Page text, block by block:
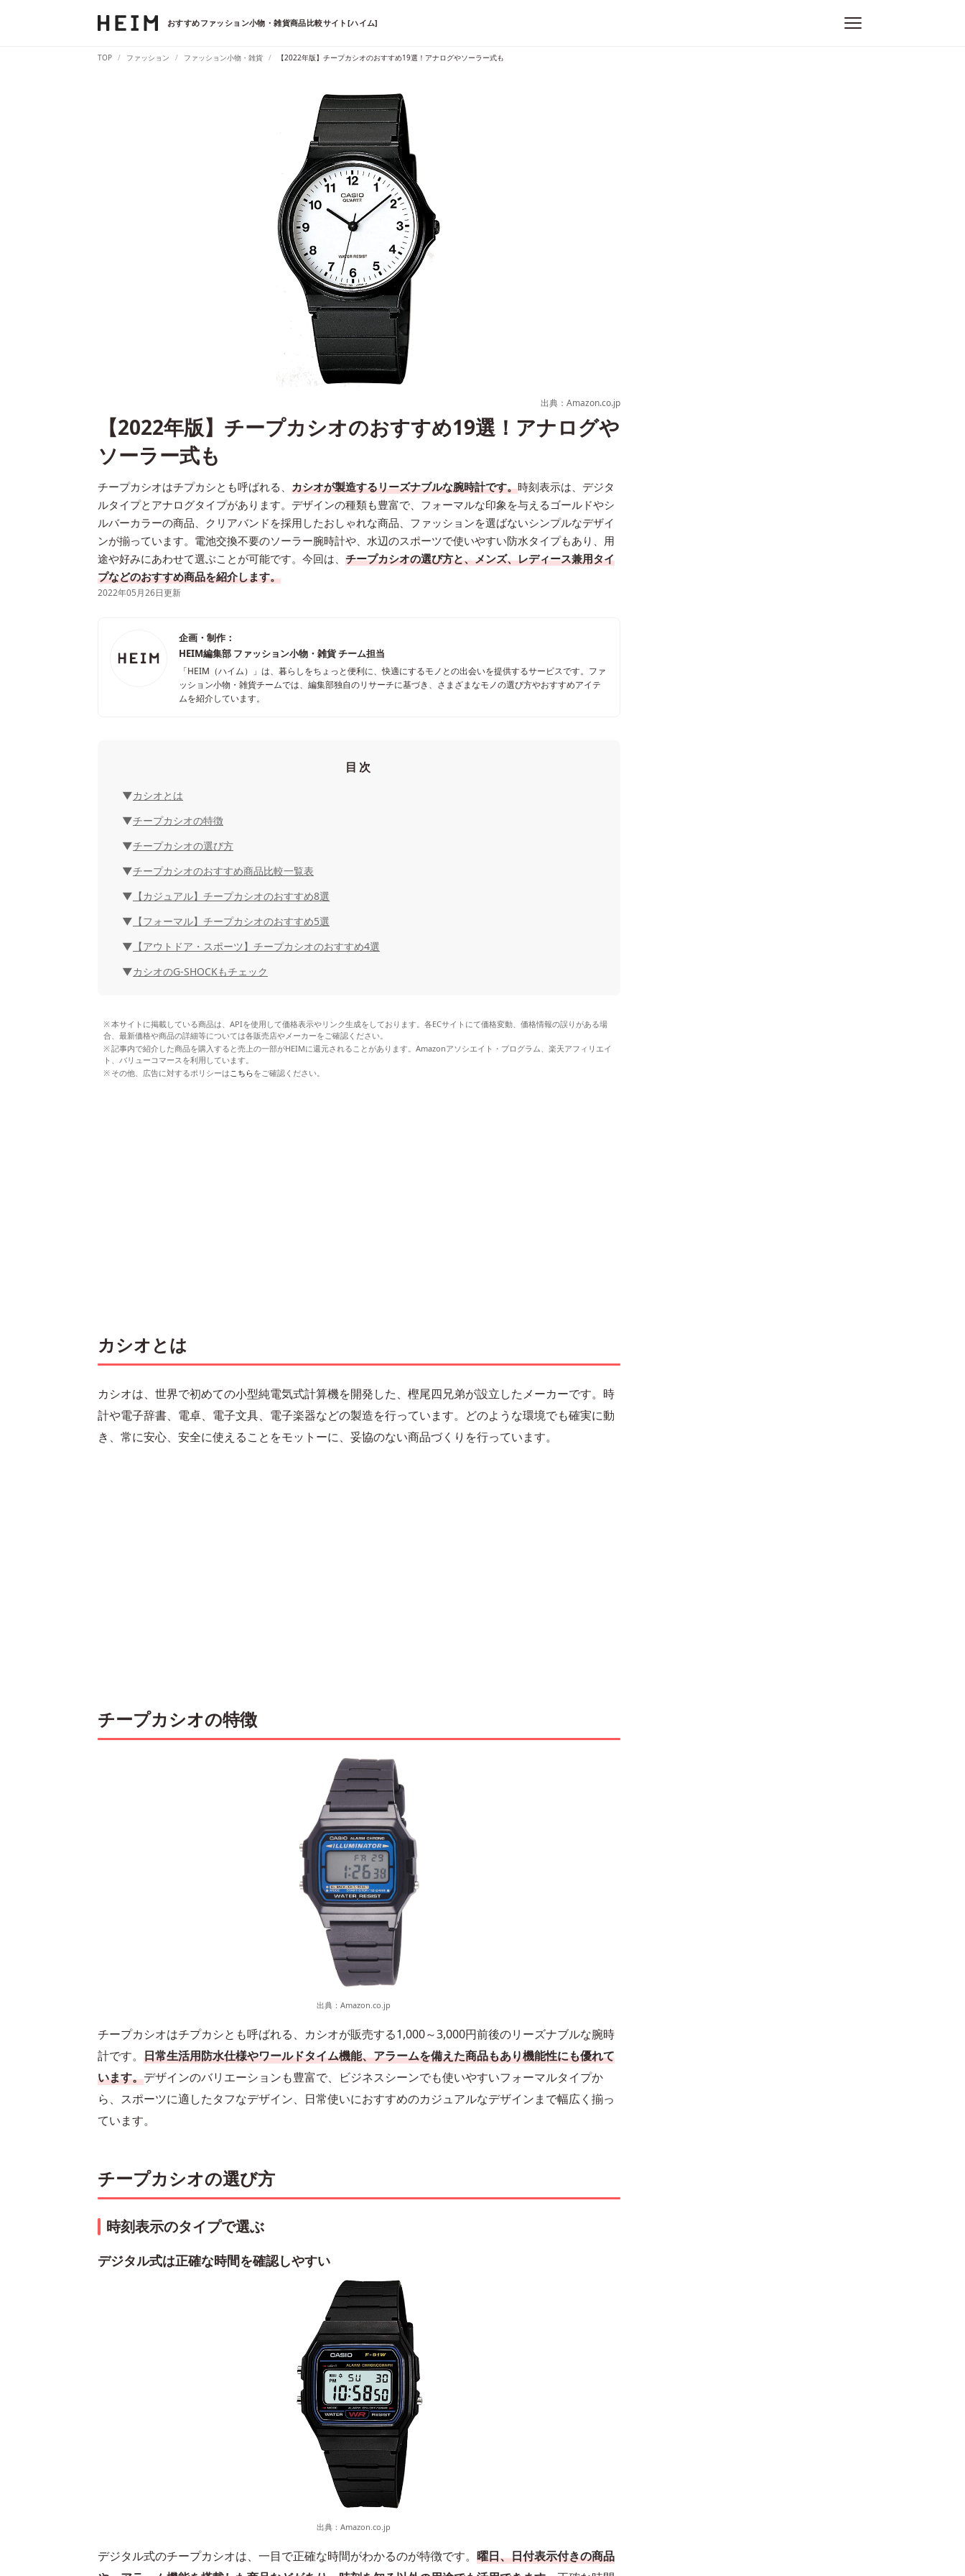
おすすめファッション小物・雑貨商品比較サイト[ハイム]
TOP ファッション ファッション小物・雑貨 【2022年版】チープカシオのおすすめ19選！アナログやソーラー式も
出典：Amazon.co.jp
【2022年版】チープカシオのおすすめ19選！アナログや
ソーラー式も
チープカシオはチプカシとも呼ばれる、 カシオが製造するリーズナブルな腕時計です。時刻表示は、デジタ
ルタイプとアナログタイプがあります。デザインの種類も豊富で、フォーマルな印象を与えるゴールドやシ
ルバーカラーの商品、クリアバンドを採用したおしゃれな商品、ファッションを選ばないシンプルなデザイ
ンが揃っています。電池交換不要のソーラー腕時計や、水辺のスポーツで使いやすい防水タイプもあり、用
途や好みにあわせて選ぶことが可能です。今回は、 チープカシオの選び方と、メンズ、レディース兼用タイ
プなどのおすすめ商品を紹介します。
2022年05月26日更新
企画・制作：
HEIM編集部 ファッション小物・雑貨 チーム担当
「HEIM（ハイム）」は、暮らしをちょっと便利に、快適にするモノとの出会いを提供するサービスです。ファ
ッション小物・雑貨チームでは、編集部独自のリサーチに基づき、さまざまなモノの選び方やおすすめアイテ
ムを紹介しています。
目次
カシオとは
チープカシオの特徴
チープカシオの選び方
チープカシオのおすすめ商品比較一覧表
【カジュアル】チープカシオのおすすめ8選
【フォーマル】チープカシオのおすすめ5選
【アウトドア・スポーツ】チープカシオのおすすめ4選
カシオのG-SHOCKもチェック
本サイトに掲載している商品は、APIを使用して価格表示やリンク生成をしております。各ECサイトにて価格変動、価格情報の誤りがある場
合、最新価格や商品の詳細等については各販売店やメーカーをご確認ください。
記事内で紹介した商品を購入すると売上の一部がHEIMに還元されることがあります。Amazonアソシエイト・プログラム、楽天アフィリエイ
ト、バリューコマースを利用しています。
その他、広告に対するポリシーは こちらをご確認ください。
カシオとは
カシオは、世界で初めての小型純電気式計算機を開発した、樫尾四兄弟が設立したメーカーです。時
計や電子辞書、電卓、電子文具、電子楽器などの製造を行っています。どのような環境でも確実に動
き、常に安心、安全に使えることをモットーに、妥協のない商品づくりを行っています。
チープカシオの特徴
出典： Amazon.co.jp
チープカシオはチプカシとも呼ばれる、カシオが販売する1,000～3,000円前後のリーズナブルな腕時
計です。 日常生活用防水仕様やワールドタイム機能、アラームを備えた商品もあり機能性にも優れて
います。デザインのバリエーションも豊富で、ビジネスシーンでも使いやすいフォーマルタイプか
ら、スポーツに適したタフなデザイン、日常使いにおすすめのカジュアルなデザインまで幅広く揃っ
ています。
チープカシオの選び方
時刻表示のタイプで選ぶ
デジタル式は正確な時間を確認しやすい
出典： Amazon.co.jp
デジタル式のチープカシオは、一目で正確な時間がわかるのが特徴です。 曜日、日付表示付きの商品